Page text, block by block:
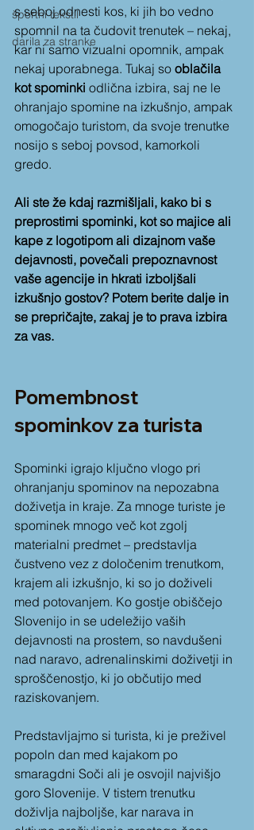
športni tekstil
darila za stranke
s seboj odnesti kos, ki jih bo vedno
spomnil na ta čudovit trenutek – nekaj,
kar ni samo vizualni opomnik, ampak
nekaj uporabnega. Tukaj so oblačila
kot spominki odlična izbira, saj ne le
ohranjajo spomine na izkušnjo, ampak
omogočajo turistom, da svoje trenutke
nosijo s seboj povsod, kamorkoli
gredo.
Ali ste že kdaj razmišljali, kako bi s
preprostimi spominki, kot so majice ali
kape z logotipom ali dizajnom vaše
dejavnosti, povečali prepoznavnost
vaše agencije in hkrati izboljšali
izkušnjo gostov? Potem berite dalje in
se prepričajte, zakaj je to prava izbira
za vas.
Pomembnost
spominkov za turista
Spominki igrajo ključno vlogo pri
ohranjanju spominov na nepozabna
doživetja in kraje. Za mnoge turiste je
spominek mnogo več kot zgolj
materialni predmet – predstavlja
čustveno vez z določenim trenutkom,
krajem ali izkušnjo, ki so jo doživeli
med potovanjem. Ko gostje obiščejo
Slovenijo in se udeležijo vaših
dejavnosti na prostem, so navdušeni
nad naravo, adrenalinskimi doživetji in
sproščenostjo, ki jo občutijo med
raziskovanjem.
Predstavljajmo si turista, ki je preživel
popoln dan med kajakom po
smaragdni Soči ali je osvojil najvišjo
goro Slovenije. V tistem trenutku
doživlja najboljše, kar narava in